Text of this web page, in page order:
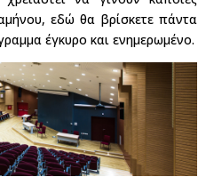
εδώ θα βρίσκετε πάντα
έγκυρο και ενημερωμένο.